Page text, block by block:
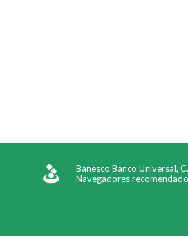
Banesco Banco Universal,
Navegadores